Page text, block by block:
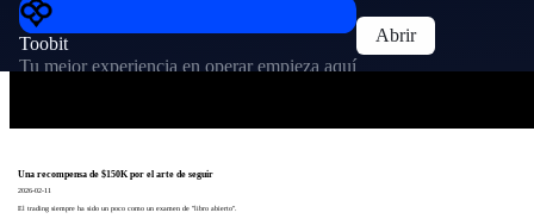
Toobit
Tu mejor experiencia en operar empieza aquí
Abrir
Una recompensa de $150K por el arte de seguir
2026-02-11
El trading siempre ha sido un poco como un examen de "libro abierto".